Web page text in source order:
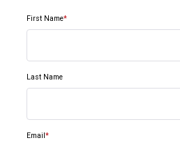
First Name*
Last Name
Email *